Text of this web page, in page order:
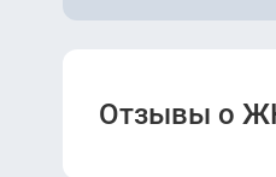
Отзывы о